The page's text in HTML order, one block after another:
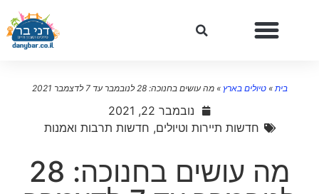
»טיולים בארץ»מה עושים בחנוכה: 28 לנובמבר עד 7 לדצמבר 2021
נובמבר 22, 2021
חדשות תיירות וטיולים,חדשות תרבות ואמנות
מה עושים בחנוכה: 28